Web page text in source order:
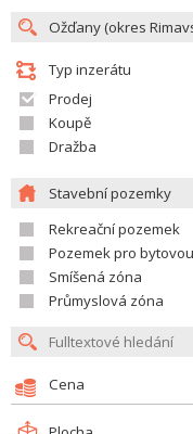
Typ inzerátu
Prodej
Koupě
Dražba
Stavební pozemky
Rekreační pozemek
Pozemek pro bytovou
Smíšená zóna
Průmyslová zóna
Cena